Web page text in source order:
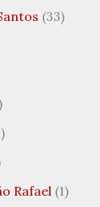
(33)
Rafael(1)